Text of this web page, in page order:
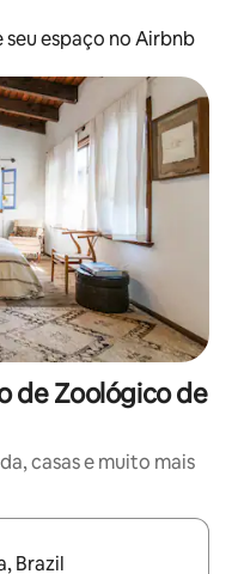
seu espaço no Airbnb
de Zoológico de
casas e muito mais
explore-os